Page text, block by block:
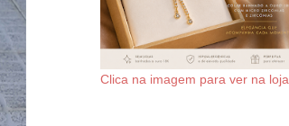
Clica na imagem para ver na loja